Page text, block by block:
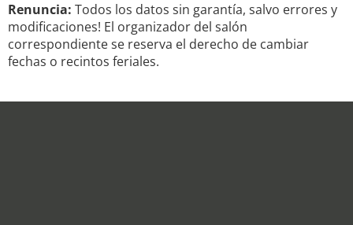
Renuncia: Todos los datos sin garantía, salvo errores y
modificaciones! El organizador del salón
correspondiente se reserva el derecho de cambiar
fechas o recintos feriales.